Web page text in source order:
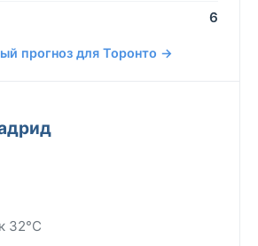
6
прогноз для Торонто →
32°C